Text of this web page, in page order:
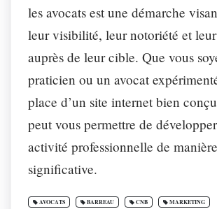
les avocats est une démarche
leur visibilité, leur notoriété et
auprès de leur cible. Que vous
praticien ou un avocat
place d’un site internet bien
peut vous permettre de
activité professionnelle de manière
significative.
AVOCATS BARREAU CNB MARKETING